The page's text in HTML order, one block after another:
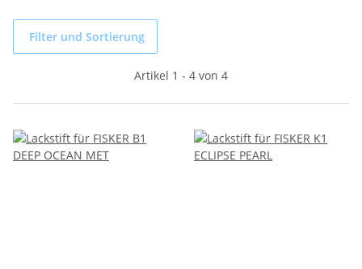
Filter und Sortierung
Artikel 1 - 4 von 4